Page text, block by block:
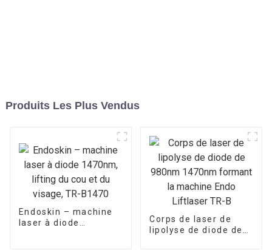
Produits Les Plus Vendus
Endoskin – machine
laser à diode
Corps de laser de
lipolyse de diode de